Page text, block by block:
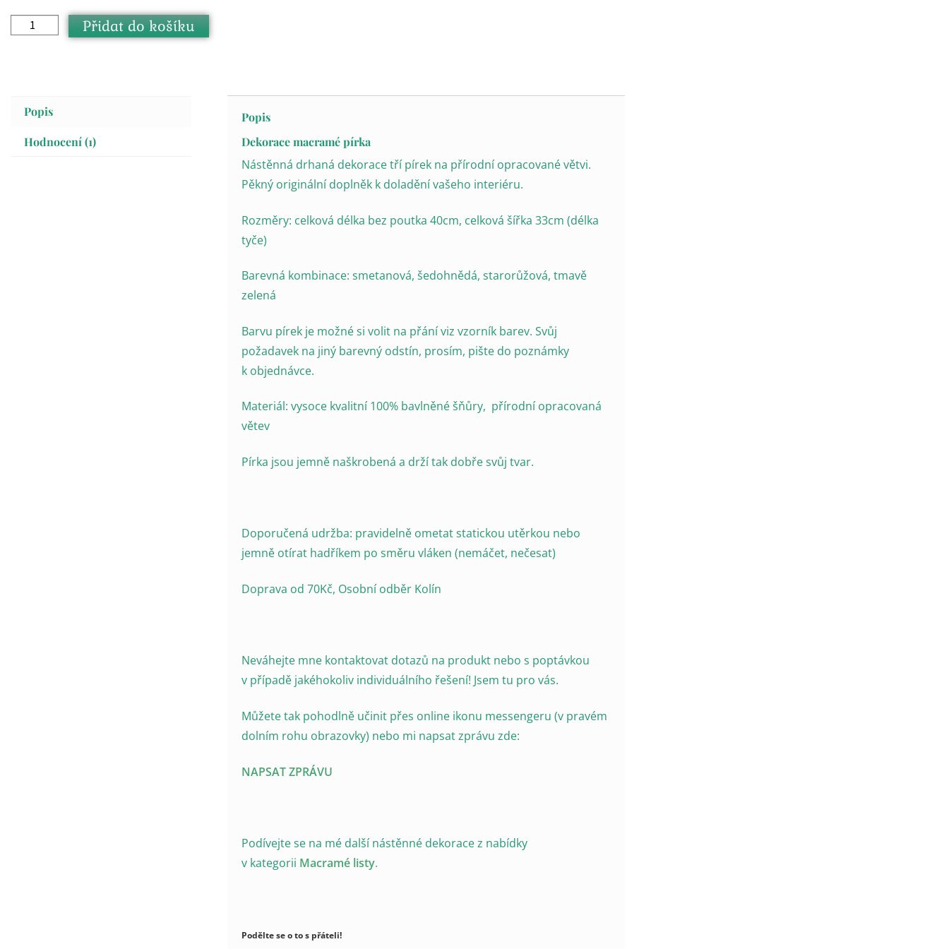
Přidat do košíku
Popis
Hodnocení (1)
Popis
Dekorace macramé pírka
Nástěnná drhaná dekorace tří pírek na přírodní opracované větvi.
Pěkný originální doplněk k doladění vašeho interiéru.
Rozměry: celková délka bez poutka 40cm, celková šířka 33cm (délka
tyče)
Barevná kombinace: smetanová, šedohnědá, starorůžová, tmavě
zelená
Barvu pírek je možné si volit na přání viz vzorník barev. Svůj
požadavek na jiný barevný odstín, prosím, pište do poznámky
k objednávce.
Materiál: vysoce kvalitní 100% bavlněné šňůry, přírodní opracovaná
větev
Pírka jsou jemně naškrobená a drží tak dobře svůj tvar.
Doporučená udržba: pravidelně ometat statickou utěrkou nebo
jemně otírat hadříkem po směru vláken (nemáčet, nečesat)
Doprava od 70Kč, Osobní odběr Kolín
Neváhejte mne kontaktovat dotazů na produkt nebo s poptávkou
v případě jakéhokoliv individuálního řešení! Jsem tu pro vás.
Můžete tak pohodlně učinit přes online ikonu messengeru (v pravém
dolním rohu obrazovky) nebo mi napsat zprávu zde:
NAPSATZPRÁVU
Podívejte se na mé další nástěnné dekorace z nabídky
v kategorii Macramé listy.
Podělte se o to s přáteli!